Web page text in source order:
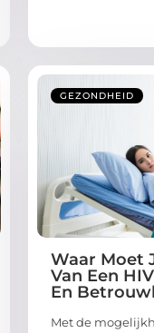
GEZONDHEID
Waar Moet
Van Een
En
Met de